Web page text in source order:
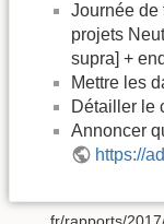
Journée de
projets
supra] +
Mettre les
Détailler le
Annoncer
https://